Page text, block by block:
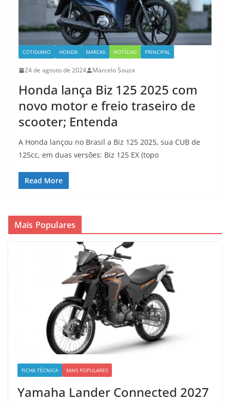
COTIDIANO HONDA MARCAS NOTÍCIAS PRINCIPAL
24 de agosto de 2024 Marcelo Souza
Honda lança Biz 125 2025 com
novo motor e freio traseiro de
scooter; Entenda
A Honda lançou no Brasil a Biz 125 2025, sua CUB de
125cc, em duas versões: Biz 125 EX (topo
Read More
Mais Populares
FICHA TÉCNICA MAIS POPULARES
Yamaha Lander Connected 2027